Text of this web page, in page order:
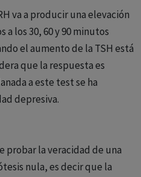
va a producir una elevación
a los 30, 60 y 90 minutos
el aumento de la TSH está
que la respuesta es
a este test se ha
depresiva.
probar la veracidad de una
nula, es decir que la